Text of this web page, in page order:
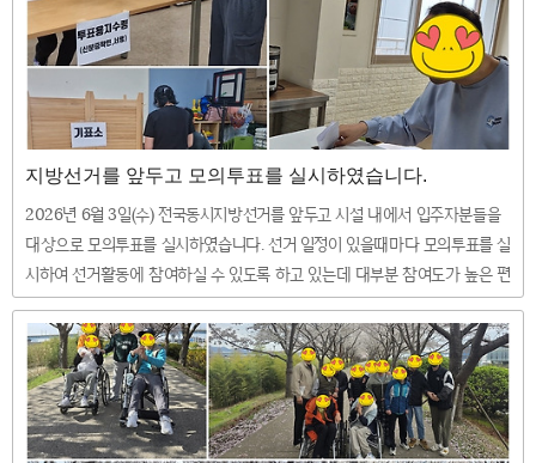
지방선거를 앞두고 모의투표를 실시하였습니다.
2026년 6월 3일(수) 전국동시지방선거를 앞두고 시설 내에서 입주자분들을
대상으로 모의투표를 실시하였습니다. 선거 일정이 있을때마다 모의투표를 실
시하여 선거활동에 참여하실 수 있도록 하고 있는데 대부분 참여도가 높은 편
이시고 본인 차례를 기다리는 등 의미있는 시간이었습니다.